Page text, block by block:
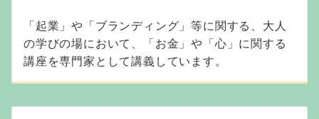
「起業」や「ブランディング」等に関する、大人
の学びの場において、「お金」や「心」に関する
講座を専門家として講義しています。